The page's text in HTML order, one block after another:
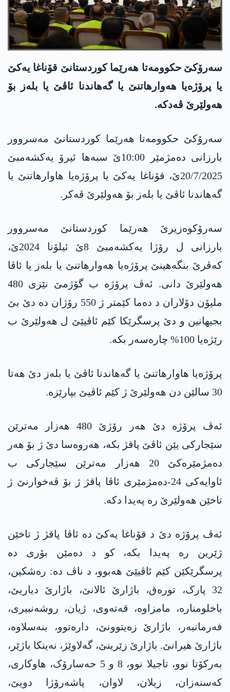
سەرۆکێ حکوومەتا ھەرێما کوردستانێ قۆناغا یەکێ
یا پرۆژەیا ھەوارھاتنێ یا گەھاندنا ئاڤێ یا بلەز بۆ
ھەولێرێ ڤەدکە.
سەرۆکێ حکوومەتا ھەرێما کوردستانێ مەسروور
بارزانی دەمژمێر 10:00ێ سبەھا ئیرۆ یەکشەمبێ
20/7/2025ێ، قۆناغا یەکێ یا پرۆژەیا ھاوارھاتنێ یا
گەھاندنا ئاڤێ یا بلەز بۆ ھەولێرێ ڤەکر.
سەرۆکوەزیرێ ھەرێما کوردستانێ مەسروور
بارزانی ل رۆژا یەکشەمبێ 8ێ ئیلۆنا 2024ێ،
کەڤرێ بنگەھینێ پرۆژەیا ھەوارھاتنێ یا بلەز یا ئاڤا
ھەولێرێ دانی. ئەڤ پرۆژە ب گۆژمێ نێزی 480
ملیۆن دۆلاران د دەما کێمتر ژ 550 رۆژان دە دێ بێ
بجیھانین و دێ پرسگرێکا کێم ئاڤیێێ ل ھەولێرێ ب
رێژەیا 100% چارەسەر بکە.
پرۆژەیا ھاوارھاتنێ یا گەھاندنا ئاڤێ یا بلەز دێ ھەتا
30 سالێن دن ھەولێرێ ژ کێم ئاڤیێ بپارێزە.
ئەڤ پرۆژە دێ ھەر رۆژێ 480 ھەزار مەترێن
سێجارکی یێن ئاڤێ پاقژ بکە، ھەروەسا دێ ژ بۆ ھەر
دەمژمێرەکێ 20 ھەزار مەترێن سێجارکی ب
ئاوایەکی 24-دەمژمێری ئاڤا پاقژ ژ بۆ ڤەخوارنێ ژ
تاخێن ھەولێرێ رە پەیدا دکە.
ئەڤ پرۆژە دێ د قۆناغا یەکێ دە ئاڤا پاقژ ژ تاخێن
ژێرین رە پەیدا بکە، کو د دەمێن بۆری دە
پرسگرێکێن کێم ئاڤیێێ ھەبوو، د ناڤ دە: رەشکین،
32 پارک، تورەق، باژارێ ئالانێ، باژارێ دیاریێ،
باخلومنارە، مامزاوە، قەتەوی، ژیان، روشەنبیری،
فەرمانبەر، باژارێ زەیتوونێ، دارەتوو، بنەسلاوە،
باژارێ ھیرانێ. باژارێ زێرینێ، گەلاوێژ، نەینکا باژێر،
بەرکۆتا نوو، تاجیلا نوو، 8 و 5 حەسارۆک، ھاوکاری،
کەسنەزان، زیلان، لاوان، پاشەرۆژا دویێ،